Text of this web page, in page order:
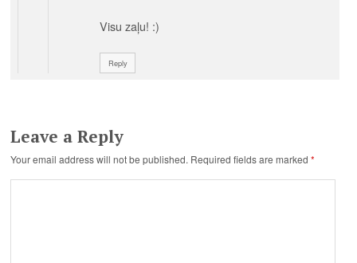
Visu zaļu! :)
Reply
Leave a Reply
Your email address will not be published. Required fields are marked*